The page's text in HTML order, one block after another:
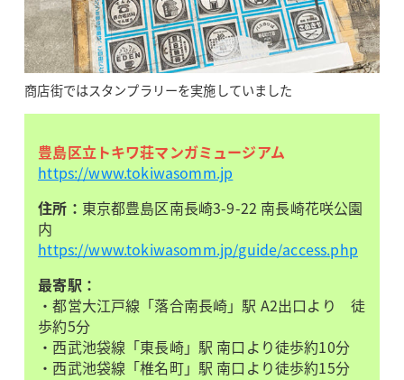
商店街ではスタンプラリーを実施していました
豊島区立トキワ荘マンガミュージアム
https://www.tokiwasomm.jp
住所： 東京都豊島区南長崎3-9-22 南長崎花咲公園
内
https://www.tokiwasomm.jp/guide/access.php
最寄駅：
・都営大江戸線「落合南長崎」駅 A2出口より 徒
歩約5分
・西武池袋線「東長崎」駅 南口より徒歩約10分
・西武池袋線「椎名町」駅 南口より徒歩約15分